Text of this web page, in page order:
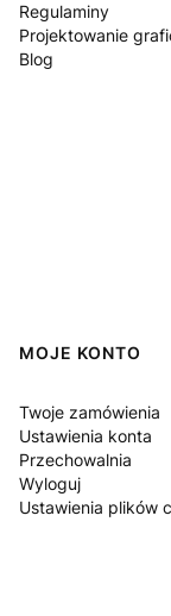
Regulaminy
Projektowanie
Blog
MOJE KONTO
Twoje zamówienia
Ustawienia konta
Przechowalnia
Wyloguj
Ustawienia plików